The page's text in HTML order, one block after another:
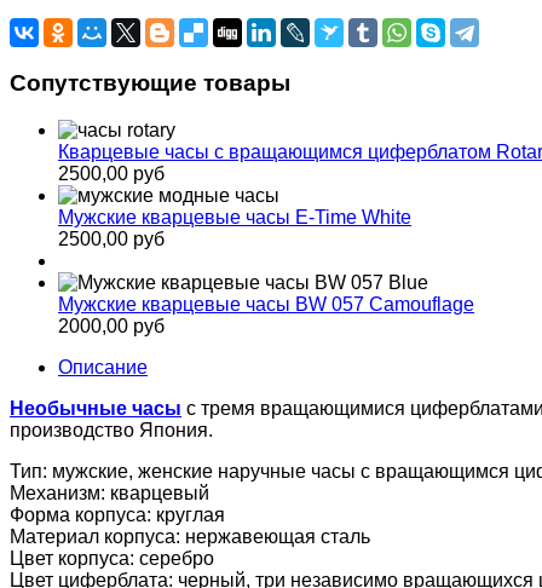
Сопутствующие товары
Кварцевые часы с вращающимся циферблатом
2500,00 руб
Мужские кварцевые часы E-Time White
2500,00 руб
Мужские кварцевые часы BW 057 Сamouflage
2000,00 руб
Описание
Необычные часы с тремя вращающимися
производство Япония.
Тип: мужские, женские наручные часы с вращающимся
Механизм: кварцевый
Форма корпуса: круглая
Материал корпуса: нержавеющая сталь
Цвет корпуса: серебро
Цвет циферблата: черный, три независимо